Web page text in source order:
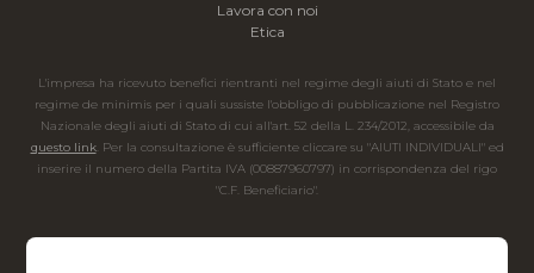
Lavora con noi
Etica
L'impresa ha ricevuto benefici rientranti nel regime degli aiuti di Stato e nel
regime de minimis per i quali sussiste l'obbligo di pubblicazione nel Registro
Nazionale degli aiuti di Stato di cui all'art. 52 della L. 234/2012, accessibile da
questo link. Per la consultazione è sufficiente cliccare su "AIUTI INDIVIDUALI" ed
inserire il numero della Partita IVA (00887960797) in corrispondenza del rigo
"C.F. Beneficiario".